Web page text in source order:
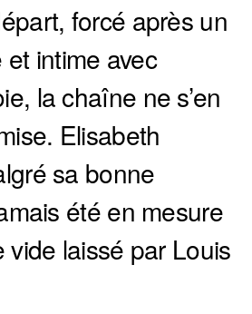
forcé après un
intime avec
la chaîne ne s’en
Elisabeth
sa bonne
été en mesure
vide laissé par Louis